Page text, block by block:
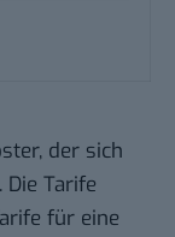
der sich
Tarife
für eine